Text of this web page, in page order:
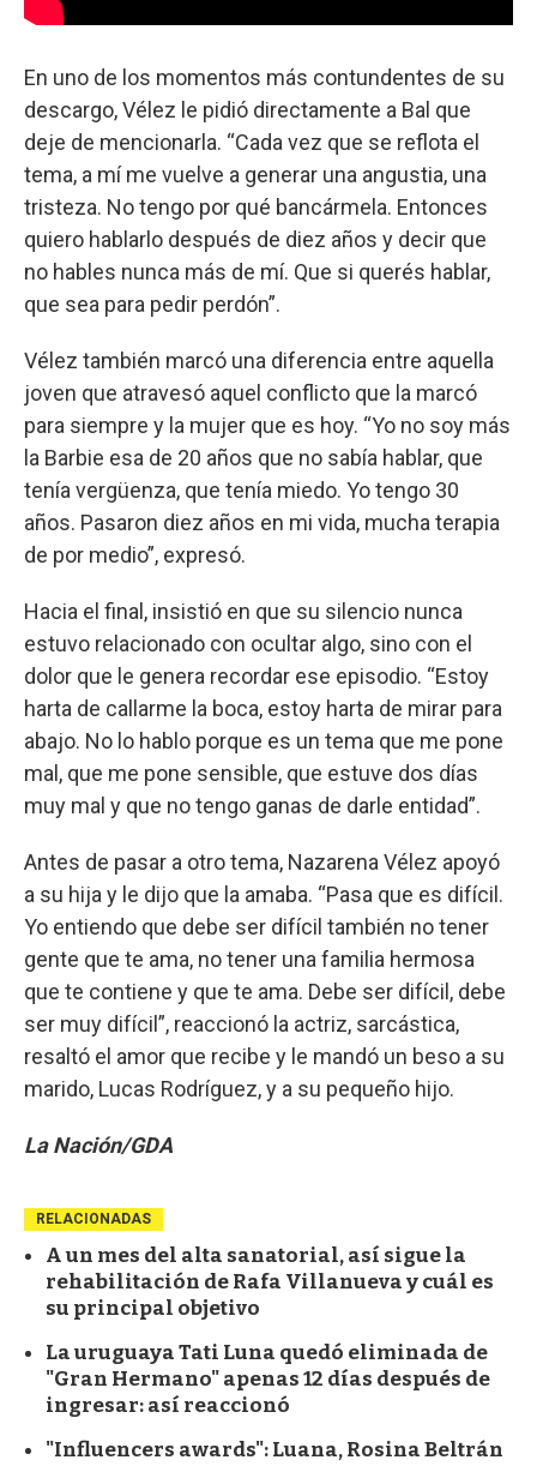
En uno de los momentos más contundentes de su
descargo, Vélez le pidió directamente a Bal que
deje de mencionarla. “Cada vez que se reflota el
tema, a mí me vuelve a generar una angustia, una
tristeza. No tengo por qué bancármela. Entonces
quiero hablarlo después de diez años y decir que
no hables nunca más de mí. Que si querés hablar,
que sea para pedir perdón”.
Vélez también marcó una diferencia entre aquella
joven que atravesó aquel conflicto que la marcó
para siempre y la mujer que es hoy. “Yo no soy más
la Barbie esa de 20 años que no sabía hablar, que
tenía vergüenza, que tenía miedo. Yo tengo 30
años. Pasaron diez años en mi vida, mucha terapia
de por medio”, expresó.
Hacia el final, insistió en que su silencio nunca
estuvo relacionado con ocultar algo, sino con el
dolor que le genera recordar ese episodio. “Estoy
harta de callarme la boca, estoy harta de mirar para
abajo. No lo hablo porque es un tema que me pone
mal, que me pone sensible, que estuve dos días
muy mal y que no tengo ganas de darle entidad”.
Antes de pasar a otro tema, Nazarena Vélez apoyó
a su hija y le dijo que la amaba. “Pasa que es difícil.
Yo entiendo que debe ser difícil también no tener
gente que te ama, no tener una familia hermosa
que te contiene y que te ama. Debe ser difícil, debe
ser muy difícil”, reaccionó la actriz, sarcástica,
resaltó el amor que recibe y le mandó un beso a su
marido, Lucas Rodríguez, y a su pequeño hijo.
La Nación/GDA
RELACIONADAS
A un mes del alta sanatorial, así sigue la
rehabilitación de Rafa Villanueva y cuál es
su principal objetivo
La uruguaya Tati Luna quedó eliminada de
"Gran Hermano" apenas 12 días después de
ingresar: así reaccionó
"Influencers awards": Luana, Rosina Beltrán